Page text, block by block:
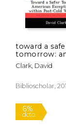
15%
dcto.
toward a
tomorrow:
within post-
Clark, David
Biblioscholar,